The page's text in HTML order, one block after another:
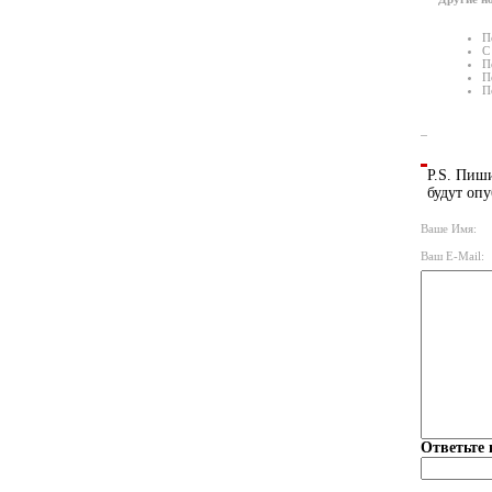
С
P.S.
будут
Ваше Имя:
Ваш E-Mail:
Ответьте